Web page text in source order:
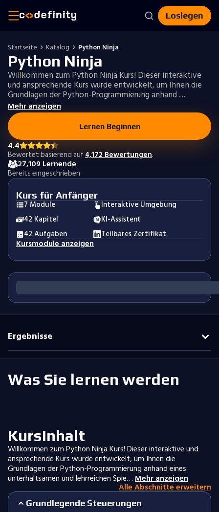
Loslegen
Startseite Katalog Python Ninja
Python Ninja
Willkommen zum Python Ninja Kurs! Dieser interaktive
und ansprechende Kurs wurde entwickelt, um Ihnen die
Grundlagen der Python-Programmierung anhand …
Mehr anzeigen
Lernen Beginnen
4.4
Bewertet basierend auf4,172 Bewertungen.
27,109 Lernende
Bereits eingeschrieben
Kurs für Anfänger
7 Module
Interaktive Umgebung
42 Kapitel
KI-Assistent
42 Aufgaben
Teilbares Zertifikat
Kursmodule anzeigen
Ergebnisse
Was Sie lernen werden
Kursinhalt
Willkommen zum Python Ninja Kurs! Dieser interaktive und
ansprechende Kurs wurde entwickelt, um Ihnen die
Grundlagen der Python-Programmierung anhand eines
unterhaltsamen und lehrreichen Spie…Mehr anzeigen
Alle Abschnitte erweitern
Grundlegende Steuerungen